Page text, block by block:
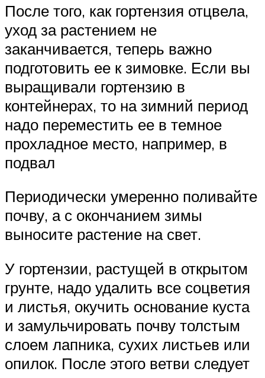
После того, как гортензия отцвела,
уход за растением не
заканчивается, теперь важно
подготовить ее к зимовке. Если вы
выращивали гортензию в
контейнерах, то на зимний период
надо переместить ее в темное
прохладное место, например, в
подвал
Периодически умеренно поливайте
почву, а с окончанием зимы
выносите растение на свет.
У гортензии, растущей в открытом
грунте, надо удалить все соцветия
и листья, окучить основание куста
и замульчировать почву толстым
слоем лапника, сухих листьев или
опилок. После этого ветви следует